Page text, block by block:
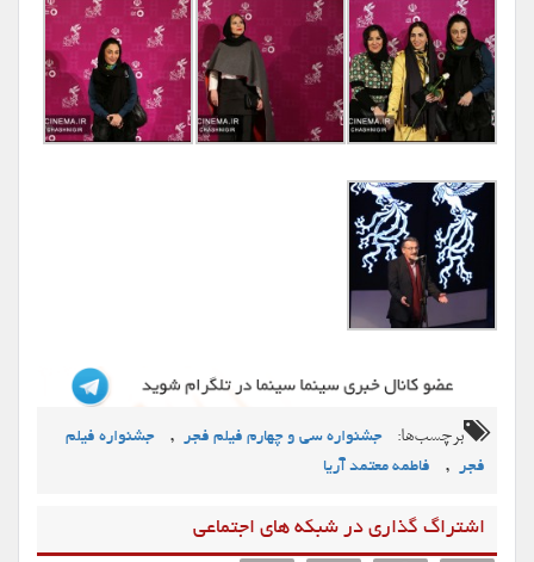
برچسب‌ها: جشنواره سی و چهارم فیلم فجر ,
جشنواره فیلم
فجر , فاطمه معتمد آریا
اشتراگ گذاری در شبکه های اجتماعی